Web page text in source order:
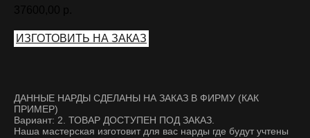
ИЗГОТОВИТЬ НА ЗАКАЗ
ДАННЫЕ НАРДЫ СДЕЛАНЫ НА ЗАКАЗ В ФИРМУ (КАК
ПРИМЕР)
Вариант: 2. ТОВАР ДОСТУПЕН ПОД ЗАКАЗ.
Наша мастерская изготовит для вас нарды где будут учтены